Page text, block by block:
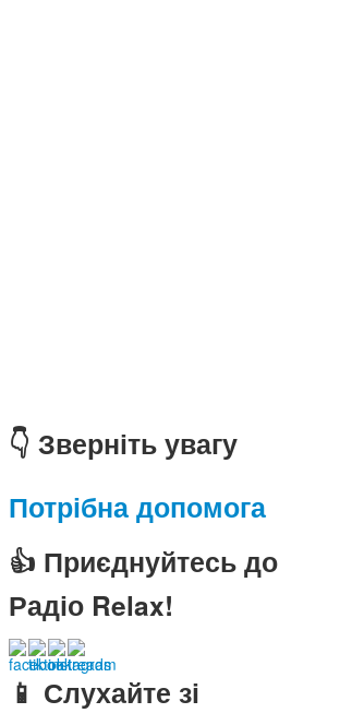
👇 Зверніть увагу
Потрібна допомога
👍 Приєднуйтесь до
Радіо Relax!
📱 Слухайте зі